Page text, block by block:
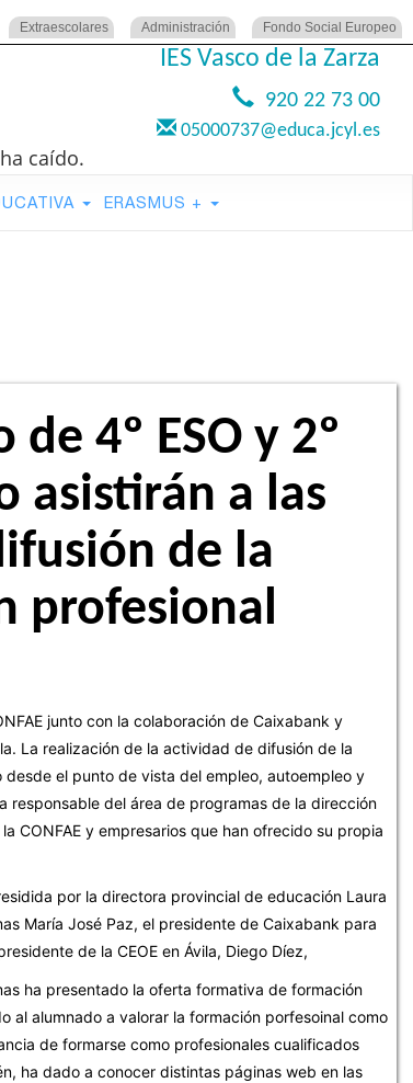
Extraescolares Administración Fondo Social Europeo
IES Vasco de la Zarza
920 22 73 00
05000737@educa.jcyl.es
caído.
ERASMUS +
4º ESO y 2º
asistirán a las
de la
profesional
junto con la colaboración de Caixabank y
. La realización de la actividad de difusión de la
desde el punto de vista del empleo, autoempleo y
responsable del área de programas de la dirección
CONFAE y empresarios que han ofrecido su propia
por la directora provincial de educación Laura
María José Paz, el presidente de Caixabank para
de la CEOE en Ávila, Diego Díez,
ha presentado la oferta formativa de formación
al alumnado a valorar la formación porfesoinal como
de formarse como profesionales cualificados
ha dado a conocer distintas páginas web en las